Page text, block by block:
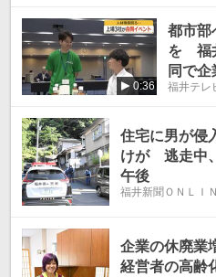
0:36
都市部
を 福
同で
採用担
福井テレ
住宅に男が侵
けが 逃走中
午後
福井新聞ＯＮＬＩ
企業の休廃業
経営者の高齢